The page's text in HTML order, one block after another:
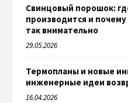
Свинцовый порошок:
производится и
так внимательно
29.05.2026
Термопланы и новые
инженерные идеи
16.04.2026